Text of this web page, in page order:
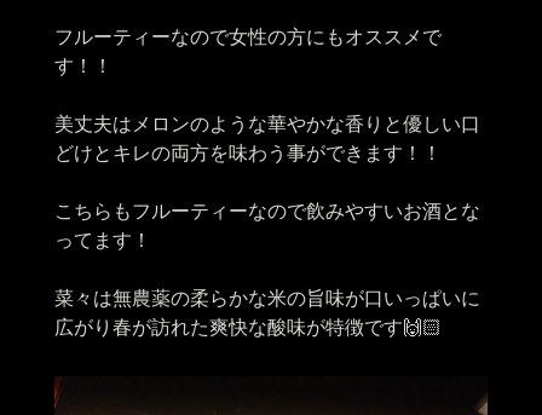
フルーティーなので女性の方にもオススメで
す！！
美丈夫はメロンのような華やかな香りと優しい口
どけとキレの両方を味わう事ができます！！
こちらもフルーティーなので飲みやすいお酒とな
ってます！
菜々は無農薬の柔らかな米の旨味が口いっぱいに
広がり春が訪れた爽快な酸味が特徴です🙌🏻